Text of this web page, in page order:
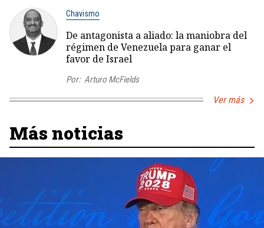
Chavismo
De antagonista a aliado: la maniobra del
régimen de Venezuela para ganar el
favor de Israel
Por: Arturo McFields
Ver más
Más noticias